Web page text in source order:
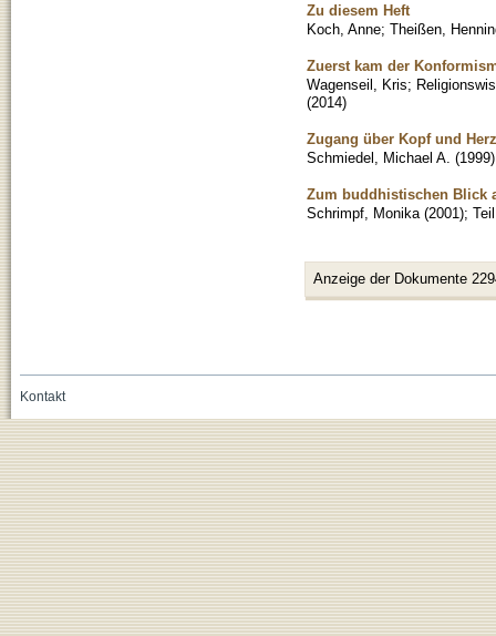
Zu diesem Heft
Koch, Anne; Theißen,
Zuerst kam der
Wagenseil, Kris;
(2014)
Zugang über Kopf und
Schmiedel, Michael A. (1999)
Zum buddhistischen Blick
Schrimpf, Monika (2001);
Anzeige der Dokumente
Kontakt